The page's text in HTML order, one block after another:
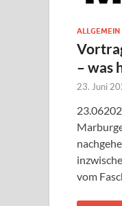
ALLGEMEIN
– was
23. Juni
vom